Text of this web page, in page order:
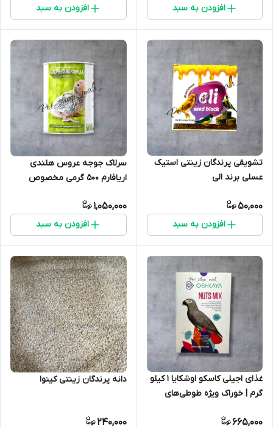
افزودن به سبد افزودن به سبد
تشویقی پرندگان زینتی استیک
عسلی برند الی
50,000
افزودن به سبد
سرلاک جوجه عروس هلندی
اریافارم 500 گرمی مخصوص
1,050,000
افزودن به سبد
غذای اجیلی کاسکو اوشکایا 1 کیلو
گرم | خوراک ویژه طوطی‌های
665,000
دانه پرندگان زینتی کینوا
240,000